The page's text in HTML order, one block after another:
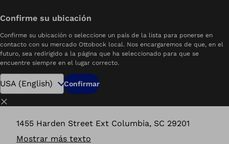
Confirme su ubicación
Confirme su ubicación o seleccione un país de la lista para ponerse en
contacto con su mercado Ottobock local. Nos encargaremos de que, en el
futuro, sea redirigido a la página que ha seleccionado para que se
encuentre siempre en el lugar correcto.
Confirmar
Carolina Ottobock.care
Columbia, SC
1455 Harden Street Ext Columbia, SC 29201
Mostrar más texto